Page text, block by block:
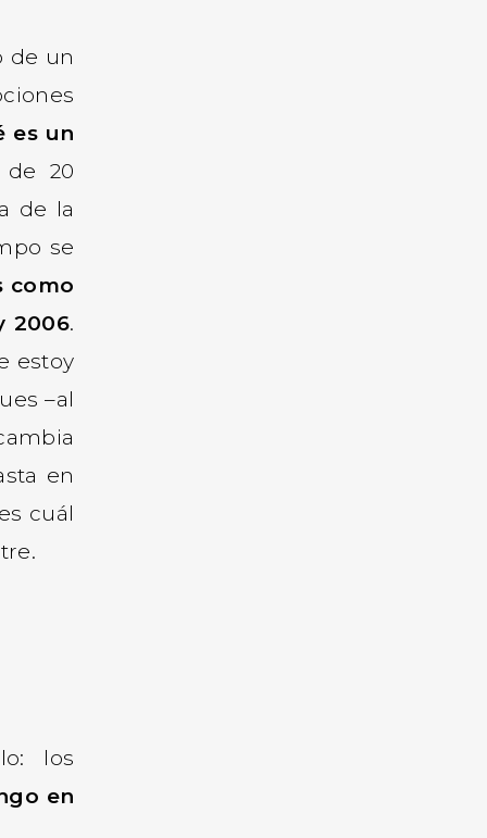
de un
es un
20
de la
se
como
2006.
estoy
–al
en
cuál
los
en